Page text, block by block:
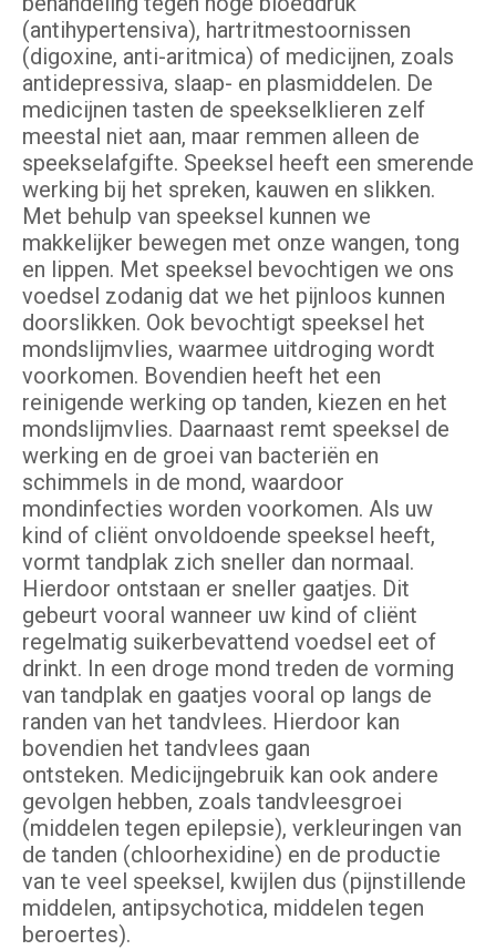
(antihypertensiva), hartritmestoornissen
(digoxine, anti-aritmica) of medicijnen, zoals
antidepressiva, slaap- en plasmiddelen. De
medicijnen tasten de speekselklieren zelf
meestal niet aan, maar remmen alleen de
speekselafgifte. Speeksel heeft een smerende
werking bij het spreken, kauwen en slikken.
Met behulp van speeksel kunnen we
makkelijker bewegen met onze wangen, tong
en lippen. Met speeksel bevochtigen we ons
voedsel zodanig dat we het pijnloos kunnen
doorslikken. Ook bevochtigt speeksel het
mondslijmvlies, waarmee uitdroging wordt
voorkomen. Bovendien heeft het een
reinigende werking op tanden, kiezen en het
mondslijmvlies. Daarnaast remt speeksel de
werking en de groei van bacteriën en
schimmels in de mond, waardoor
mondinfecties worden voorkomen. Als uw
kind of cliënt onvoldoende speeksel heeft,
vormt tandplak zich sneller dan normaal.
Hierdoor ontstaan er sneller gaatjes. Dit
gebeurt vooral wanneer uw kind of cliënt
regelmatig suikerbevattend voedsel eet of
drinkt. In een droge mond treden de vorming
van tandplak en gaatjes vooral op langs de
randen van het tandvlees. Hierdoor kan
bovendien het tandvlees gaan
ontsteken. Medicijngebruik kan ook andere
gevolgen hebben, zoals tandvleesgroei
(middelen tegen epilepsie), verkleuringen van
de tanden (chloorhexidine) en de productie
van te veel speeksel, kwijlen dus (pijnstillende
middelen, antipsychotica, middelen tegen
beroertes).